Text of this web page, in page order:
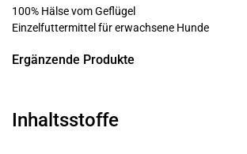
100% Hälse vom Geflügel
Einzelfuttermittel für erwachsene Hunde
Ergänzende Produkte
Inhaltsstoffe